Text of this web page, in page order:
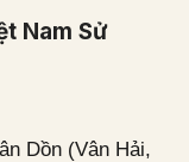
Nam Sử
Dồn (Vân Hải,